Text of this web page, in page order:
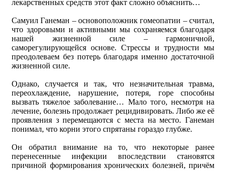
лекарственных средств этот факт сложно объяснить…
Самуил Ганеман – основоположник гомеопатии – считал,
что здоровыми и активными мы сохраняемся благодаря
нашей жизненной силе – гармоничной,
саморегулирующейся основе. Стрессы и трудности мы
преодолеваем без потерь благодаря именно достаточной
жизненной силе.
Однако, случается и так, что незначительная травма,
переохлаждение, нарушение, потеря, горе способны
вызвать тяжелое заболевание… Мало того, несмотря на
лечение, болезнь продолжает рецидивировать. Либо же её
проявления з перемещаются с места на место. Ганеман
понимал, что корни этого спрятаны гораздо глубже.
Он обратил внимание на то, что некоторые ранее
перенесенные инфекции впоследствии становятся
причиной формирования хронических болезней, причём